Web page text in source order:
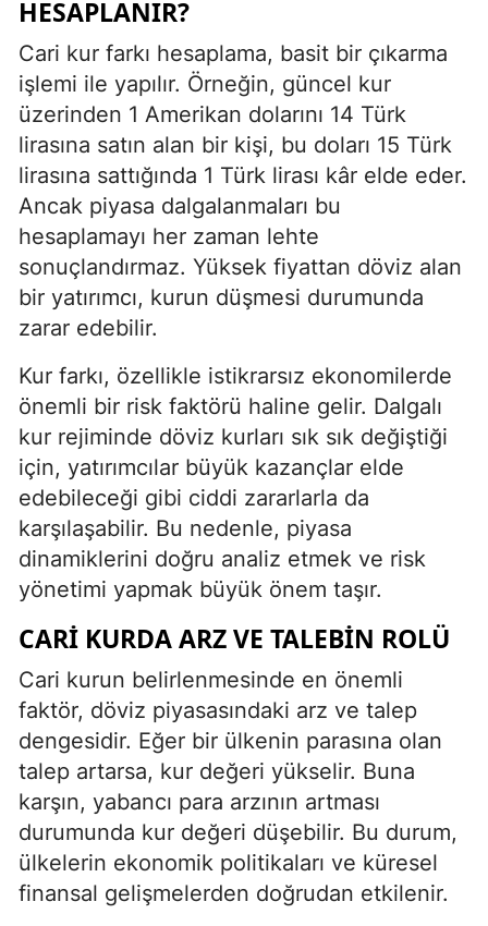
HESAPLANIR?
Cari kur farkı hesaplama, basit bir çıkarma
işlemi ile yapılır. Örneğin, güncel kur
üzerinden 1 Amerikan dolarını 14 Türk
lirasına satın alan bir kişi, bu doları 15 Türk
lirasına sattığında 1 Türk lirası kâr elde eder.
Ancak piyasa dalgalanmaları bu
hesaplamayı her zaman lehte
sonuçlandırmaz. Yüksek fiyattan döviz alan
bir yatırımcı, kurun düşmesi durumunda
zarar edebilir.
Kur farkı, özellikle istikrarsız ekonomilerde
önemli bir risk faktörü haline gelir. Dalgalı
kur rejiminde döviz kurları sık sık değiştiği
için, yatırımcılar büyük kazançlar elde
edebileceği gibi ciddi zararlarla da
karşılaşabilir. Bu nedenle, piyasa
dinamiklerini doğru analiz etmek ve risk
yönetimi yapmak büyük önem taşır.
CARI KURDA ARZ VE TALEBIN ROLÜ
Cari kurun belirlenmesinde en önemli
faktör, döviz piyasasındaki arz ve talep
dengesidir. Eğer bir ülkenin parasına olan
talep artarsa, kur değeri yükselir. Buna
karşın, yabancı para arzının artması
durumunda kur değeri düşebilir. Bu durum,
ülkelerin ekonomik politikaları ve küresel
finansal gelişmelerden doğrudan etkilenir.